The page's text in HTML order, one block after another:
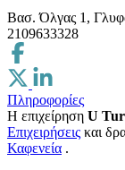
Βασ. Όλγας 1,
2109633328
Πληροφορίες
Η επιχείρηση U
Επιχειρήσεις και
Καφενεία .